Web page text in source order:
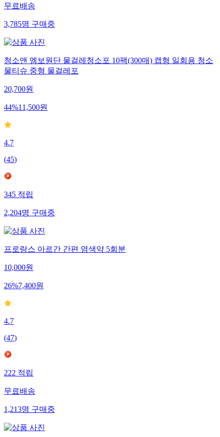
무료배송
3,785명 구매중
청소앤 엠보원단 물걸레청소포 10팩(300매) 캡형 일회용 청소
물티슈 중형 물걸레포
20,700원
44%11,500원
4.7
(45)
345 적립
2,204명 구매중
프로랑스 아르간 간편 염색약 5회분
10,000원
26%7,400원
4.7
(47)
222 적립
무료배송
1,213명 구매중